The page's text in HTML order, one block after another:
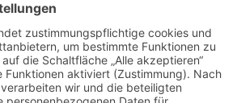
Kontakt
Ugeavisen Sydslesvig
Norderstr. 76
24939 Flensborg